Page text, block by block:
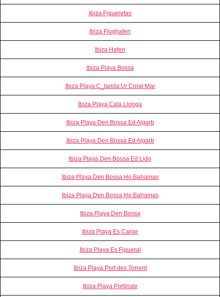
Ibiza Figueretas
Ibiza Flughafen
Ibiza Hafen
Ibiza Playa Bossa
Ibiza Playa C_tarida Ur Coral Mar
Ibiza Playa Cala Llonga
Ibiza Playa Den Bossa Ed Algarb
Ibiza Playa Den Bossa Ed Algarb
Ibiza Playa Den Bossa Ed Lido
Ibiza Playa Den Bossa Ho Bahamas
Ibiza Playa Den Bossa Ho Bahamas
Ibiza Playa Den Bossa
Ibiza Playa Es Canar
Ibiza Playa Es Figueral
Ibiza Playa Port des Torrent
Ibiza Playa Portinatx